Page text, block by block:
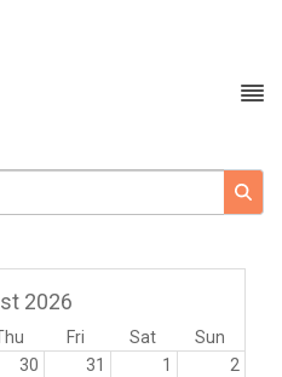
2026
Fri Sat
Sun
30 31 1 2